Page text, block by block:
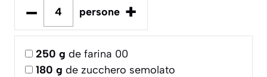
– persone +
250 g de farina 00
180 g de zucchero semolato